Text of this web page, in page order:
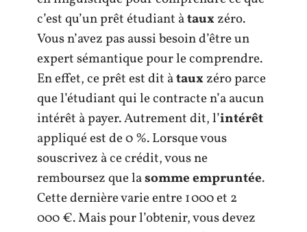
c’est qu’un prêt étudiant àtauxzéro.
Vous n’avez pas aussi besoin d’être un
expert sémantique pour le comprendre.
En effet, ce prêt est dit àtauxzéro parce
que l’étudiant qui le contracte n’a aucun
intérêt à payer. Autrement dit, l’intérêt
appliqué est de 0 %. Lorsque vous
souscrivez à ce crédit, vous ne
remboursez que lasomme empruntée.
Cette dernière varie entre 1 000 et 2
000 €. Mais pour l’obtenir, vous devez